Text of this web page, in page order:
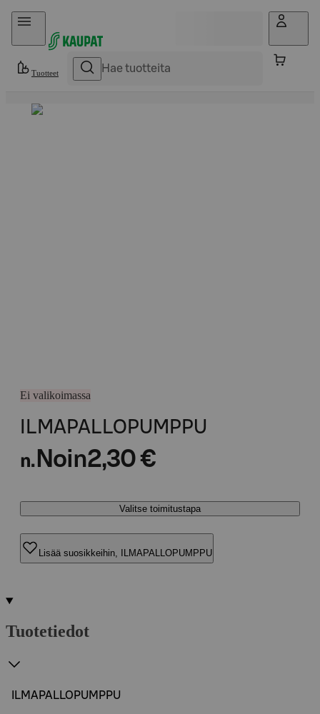
Hyppää sisältöön
Tuotteet
Ei valikoimassa
ILMAPALLOPUMPPU
n. Noin2,30 €
Valitse toimitustapa
Lisää suosikkeihin, ILMAPALLOPUMPPU
Tuotetiedot
ILMAPALLOPUMPPU